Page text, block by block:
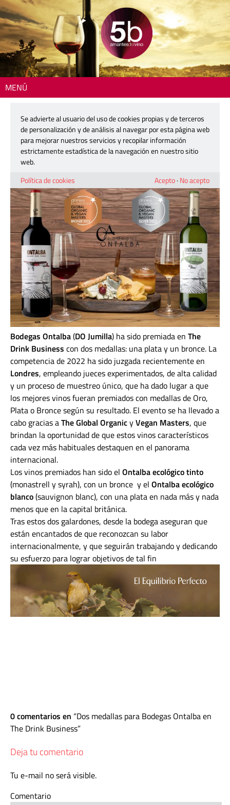
MENÚ
Business
Dos medallas para Bodegas Ontalba
en The Drink Business
29 septiembre, 2022
Bodegas Ontalba(DO Jumilla) ha sido premiada en The
Drink Business con dos medallas: una plata y un bronce. La
competencia de 2022 ha sido juzgada recientemente en
Londres, empleando jueces experimentados, de alta calidad
y un proceso de muestreo único, que ha dado lugar a que
los mejores vinos fueran premiados con medallas de Oro,
Plata o Bronce según su resultado. El evento se ha llevado a
cabo gracias aThe Global OrganicyVegan Masters, que
brindan la oportunidad de que estos vinos característicos
cada vez más habituales destaquen en el panorama
internacional.
Los vinos premiados han sido el Ontalba ecológico tinto
(monastrell y syrah), con un bronce y el Ontalba ecológico
blanco(sauvignon blanc), con una plata en nada más y nada
menos que en la capital británica.
Tras estos dos galardones, desde la bodega aseguran que
están encantados de que reconozcan su labor
internacionalmente, y que seguirán trabajando y dedicando
su esfuerzo para lograr objetivos de tal fin
0 comentarios en Dos medallas para Bodegas Ontalba en
The Drink Business
Deja tu comentario
Tu e-mail no será visible.
Comentario
Se advierte al usuario del uso de cookies propias y de terceros
de personalización y de análisis al navegar por esta página web
para mejorar nuestros servicios y recopilar información
estrictamente estadística de la navegación en nuestro sitio
web.
Política de cookies
Acepto· No acepto